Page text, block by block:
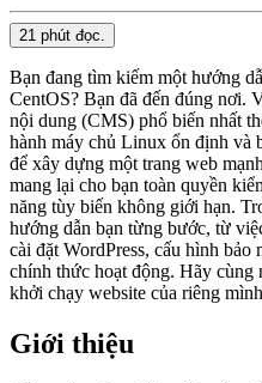
21 phút đọc.
Bạn đang tìm kiếm một hướng
CentOS? Bạn đã đến đúng nơi.
nội dung (CMS) phổ biến nhất
hành máy chủ Linux ổn định và
để xây dựng một trang web
mang lại cho bạn toàn quyền
năng tùy biến không giới hạn.
hướng dẫn bạn từng bước, từ
cài đặt WordPress, cấu hình bảo
chính thức hoạt động. Hãy cùng
khởi chạy website của riêng
Giới thiệu